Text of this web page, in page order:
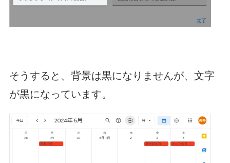
そうすると、背景は黒になりませんが、文字
が黒になっています。